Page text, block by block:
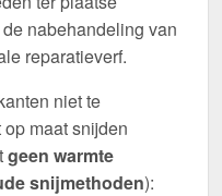
nabehandeling van
reparatieverf.
niet te
maat snijden
geen warmte
snijmethoden):